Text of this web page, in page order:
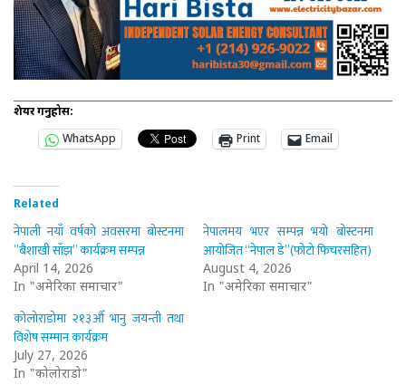
शेयर गर्नुहोस:
WhatsApp
Print Email
Related
नेपाली नयाँ वर्षको अवसरमा बोस्टनमा
”बैशाखी साँझ” कार्यक्रम सम्पन्न
April 14, 2026
In "अमेरिका समाचार"
नेपालमय भएर सम्पन्न भयो बोस्टनमा
आयोजित “नेपाल डे”(फोटो फिचरसहित)
August 4, 2026
In "अमेरिका समाचार"
कोलोराडोमा २१३औँ भानु जयन्ती तथा
विशेष सम्मान कार्यक्रम
July 27, 2026
In "कोलोराडो"